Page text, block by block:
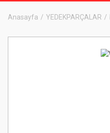
Anasayfa YEDEKPARÇALAR